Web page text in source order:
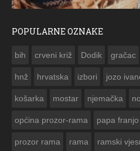
POPULARNE OZNAKE
bih crveni križ Dodik gračac
hnž hrvatska izbori jozo
košarka mostar njemačka
općina prozor-rama papa franjo
prozor rama rama ramski